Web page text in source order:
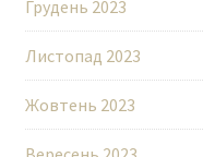
Грудень 2023
Листопад 2023
Жовтень 2023